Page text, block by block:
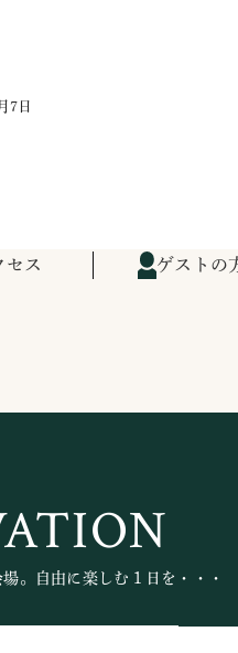
7日
セス ゲストの
。自由に楽しむ１日を・・・